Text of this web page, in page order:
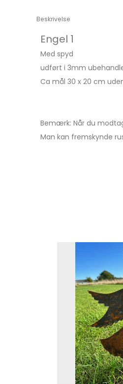
Beskrivelse
Engel 1
Med spyd
udført i 3mm
Ca mål 30 x 20 cm
Bemærk: Når du
Man kan fremskynde